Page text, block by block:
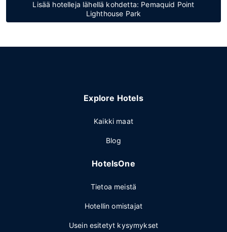
Lisää hotelleja lähellä kohdetta: Pemaquid Point
Lighthouse Park
Explore Hotels
Kaikki maat
Blog
HotelsOne
Tietoa meistä
Hotellin omistajat
Usein esitetyt kysymykset